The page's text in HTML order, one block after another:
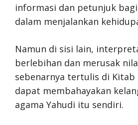
informasi dan petunjuk
dalam menjalankan
Namun di sisi lain,
berlebihan dan merusak
sebenarnya tertulis di
dapat membahayakan
agama Yahudi itu sendiri.